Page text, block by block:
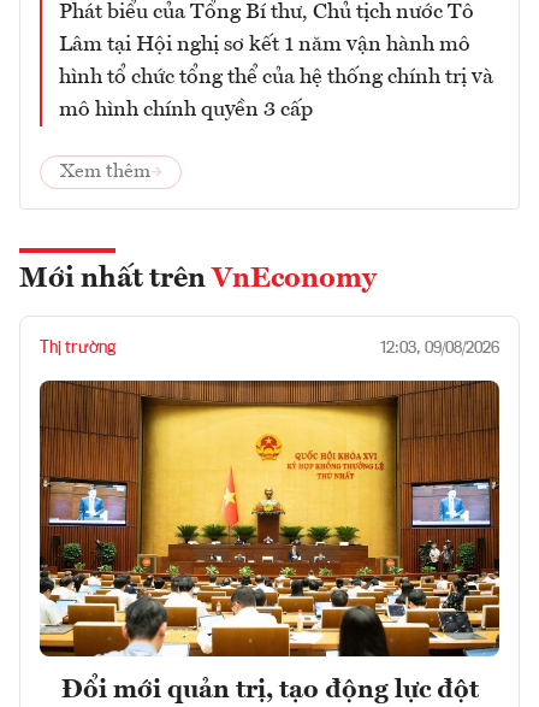
Phát biểu của Tổng Bí thư, Chủ tịch nước Tô
Lâm tại Hội nghị sơ kết 1 năm vận hành mô
hình tổ chức tổng thể của hệ thống chính trị và
mô hình chính quyền 3 cấp
Xem thêm
Mới nhất trên VnEconomy
Thị trường 12:03, 09/08/2026
Đổi mới quản trị, tạo động lực đột